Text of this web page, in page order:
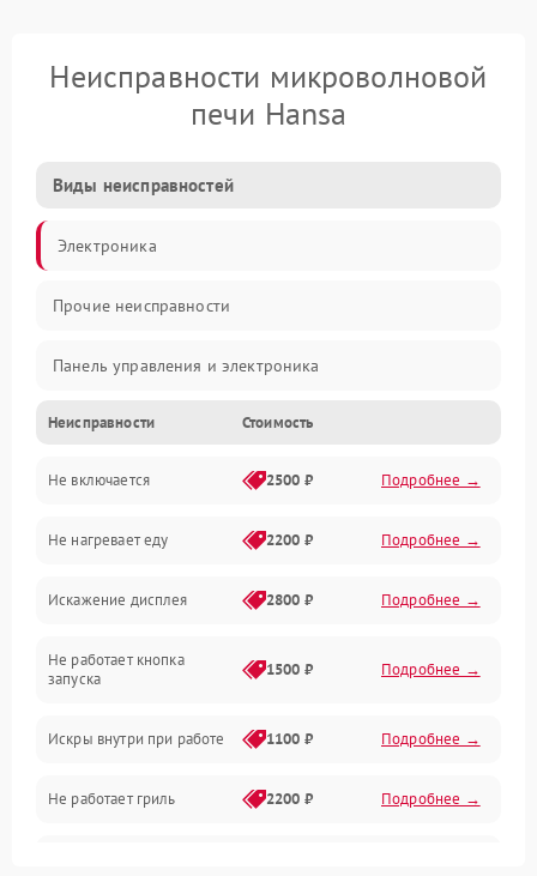
Неисправности микроволновой
печи Hansa
Виды неисправностей
Электроника
Прочие неисправности
Панель управления и электроника
Дверца и корпус
Механика и внутренние элементы
Механические повреждения
Питание и запуск
Нагрев и приготовление
Программное обеспечение
Неисправности Стоимость
Не включается 2500 ₽ Подробнее →
Не нагревает еду 2200 ₽ Подробнее →
Искажение дисплея 2800 ₽ Подробнее →
Не работает кнопка
запуска
1500 ₽ Подробнее →
Искры внутри при работе 1100 ₽ Подробнее →
Не работает гриль 2200 ₽ Подробнее →